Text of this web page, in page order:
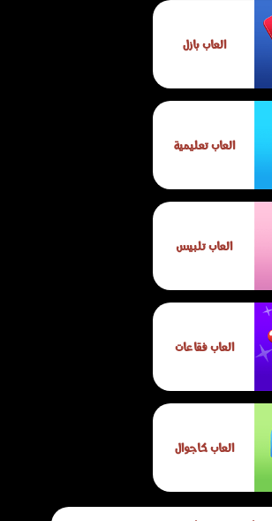
العاب بازل
العاب تعليمية
العاب تلبيس
العاب فقاعات
العاب كاجوال